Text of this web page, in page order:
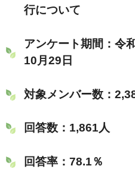
行について
アンケート期間：令
10月29日
対象メンバー数：
回答数：1,861人
回答率：78.1％